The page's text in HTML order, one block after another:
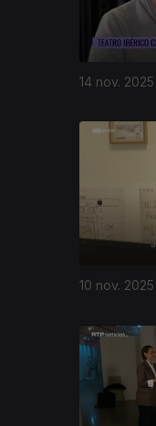
14 nov. 2025
10 nov. 2025
885880